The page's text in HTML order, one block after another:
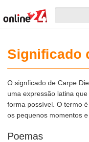
Significado
O signficado de Carpe
uma expressão latina
forma possível. O termo
os pequenos momentos
Poemas